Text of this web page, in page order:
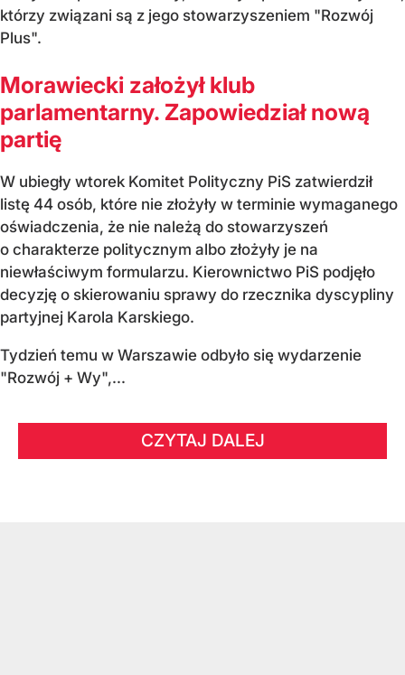
którzy związani są z jego stowarzyszeniem "Rozwój
Plus".
Morawiecki założył klub
parlamentarny. Zapowiedział nową
partię
W ubiegły wtorek Komitet Polityczny PiS zatwierdził
listę 44 osób, które nie złożyły w terminie wymaganego
oświadczenia, że nie należą do stowarzyszeń
o charakterze politycznym albo złożyły je na
niewłaściwym formularzu. Kierownictwo PiS podjęło
decyzję o skierowaniu sprawy do rzecznika dyscypliny
partyjnej Karola Karskiego.
Tydzień temu w Warszawie odbyło się wydarzenie
"Rozwój + Wy",...
CZYTAJ DALEJ